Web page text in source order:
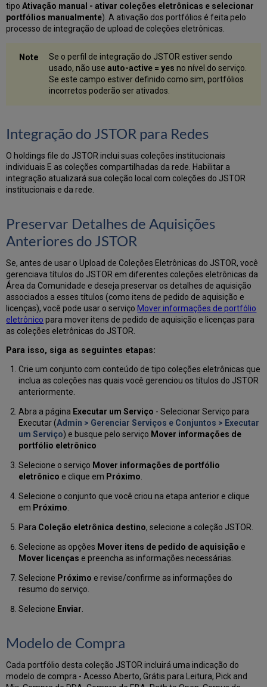
tipoAtivação manual - ativar coleções eletrônicas e selecionar
portfólios manualmente). A ativação dos portfólios é feita pelo
processo de integração de upload de coleções eletrônicas.
Se o perfil de integração do JSTOR estiver sendo
usado, não useauto-active = yesno nível do serviço.
Se este campo estiver definido como sim, portfólios
incorretos poderão ser ativados.
Integração do JSTOR para Redes
O holdings file do JSTOR inclui suas coleções institucionais
individuais E as coleções compartilhadas da rede. Habilitar a
integração atualizará sua coleção local com coleções do JSTOR
institucionais e da rede.
Preservar Detalhes de Aquisições
Anteriores do JSTOR
Se, antes de usar o Upload de Coleções Eletrônicas do JSTOR, você
gerenciava títulos do JSTOR em diferentes coleções eletrônicas da
Área da Comunidade e deseja preservar os detalhes de aquisição
associados a esses títulos (como itens de pedido de aquisição e
licenças), você pode usar o serviço Mover informações de portfólio
eletrônico para mover itens de pedido de aquisição e licenças para
as coleções eletrônicas do JSTOR.
Para isso, siga as seguintes etapas:
Crie um conjunto com conteúdo de tipo coleções eletrônicas que
inclua as coleções nas quais você gerenciou os títulos do JSTOR
anteriormente.
Abra a página Executar um Serviço - Selecionar Serviço para
Executar (Admin > Gerenciar Serviços e Conjuntos > Executar
um Serviço) e busque pelo serviço Mover informações de
portfólio eletrônico
Selecione o serviço Mover informações de portfólio
eletrônico e clique em Próximo
Selecione o conjunto que você criou na etapa anterior e clique
em Próximo
Para Coleção eletrônica destino, selecione a coleção JSTOR.
Selecione as opções Mover itens de pedido de aquisição e
Mover licenças e preencha as informações necessárias.
Selecione Próximo e revise/confirme as informações do
resumo do serviço.
Selecione Enviar
Modelo de Compra
Cada portfólio desta coleção JSTOR incluirá uma indicação do
modelo de compra - Acesso Aberto, Grátis para Leitura, Pick and